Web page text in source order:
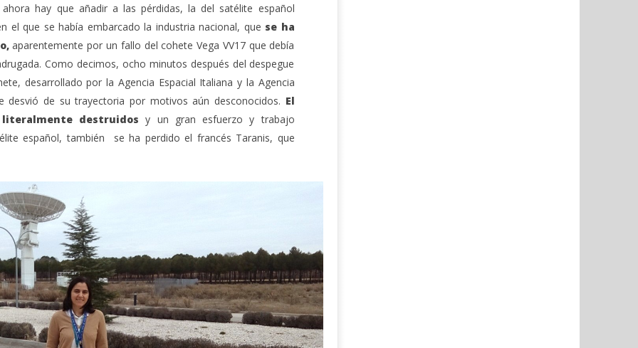
hay que añadir a las pérdidas, la del satélite español
el que se había embarcado la industria nacional, que se ha
aparentemente por un fallo del cohete Vega VV17 que debía
Como decimos, ocho minutos después del despegue
desarrollado por la Agencia Espacial Italiana y la Agencia
desvió de su trayectoria por motivos aún desconocidos. El
destruidos y un gran esfuerzo y trabajo
español, también se ha perdido el francés Taranis, que